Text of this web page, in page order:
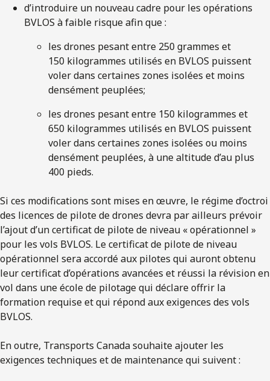
d’introduire un nouveau cadre pour les opérations
BVLOS à faible risque afin que :
les drones pesant entre 250 grammes et
150 kilogrammes utilisés en BVLOS puissent
voler dans certaines zones isolées et moins
densément peuplées;
les drones pesant entre 150 kilogrammes et
650 kilogrammes utilisés en BVLOS puissent
voler dans certaines zones isolées ou moins
densément peuplées, à une altitude d’au plus
400 pieds.
Si ces modifications sont mises en œuvre, le régime d’octroi
des licences de pilote de drones devra par ailleurs prévoir
l’ajout d’un certificat de pilote de niveau « opérationnel »
pour les vols BVLOS. Le certificat de pilote de niveau
opérationnel sera accordé aux pilotes qui auront obtenu
leur certificat d’opérations avancées et réussi la révision en
vol dans une école de pilotage qui déclare offrir la
formation requise et qui répond aux exigences des vols
BVLOS.
En outre, Transports Canada souhaite ajouter les
exigences techniques et de maintenance qui suivent :